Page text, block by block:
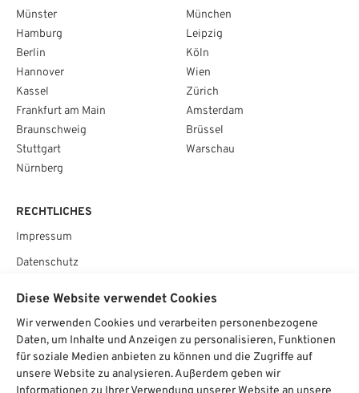
RECHTLICHES
Impressum
Datenschutz
Münster
Hamburg
Berlin
Hannover
Kassel
Frankfurt am Main
Braunschweig
Stuttgart
Nürnberg
München
Leipzig
Köln
Wien
Zürich
Amsterdam
Brüssel
Warschau
SOCIAL
Diese Website verwendet Cookies
Wir verwenden Cookies und verarbeiten personenbezogene
Daten, um Inhalte und Anzeigen zu personalisieren, Funktionen
für soziale Medien anbieten zu können und die Zugriffe auf
unsere Website zu analysieren. Außerdem geben wir